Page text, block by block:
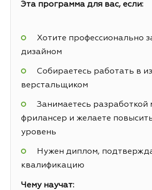
Эта программа для вас, если:
Хотите профессионально
дизайном
Собираетесь работать в
верстальщиком
Занимаетесь разработкой
фрилансер и желаете
уровень
Нужен диплом,
квалификацию
Чему научат: